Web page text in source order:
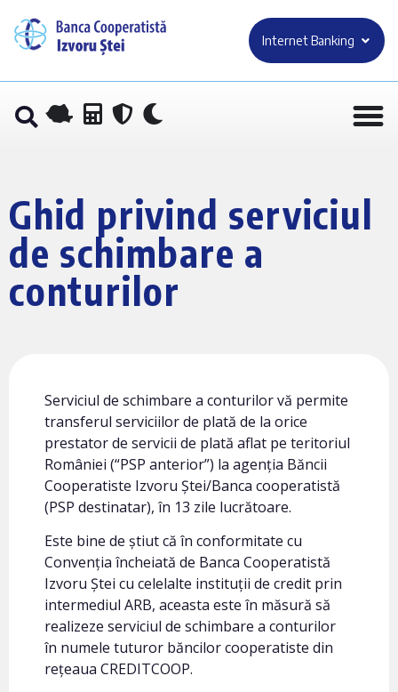
Internet Banking
Ghid privind serviciul
de schimbare a
conturilor
Serviciul de schimbare a conturilor vă permite
transferul serviciilor de plată de la orice
prestator de servicii de plată aflat pe teritoriul
României (“PSP anterior”) la agenția Băncii
Cooperatiste Izvoru Ștei/Banca cooperatistă
(PSP destinatar), în 13 zile lucrătoare.
Este bine de știut că în conformitate cu
Convenția încheiată de Banca Cooperatistă
Izvoru Ștei cu celelalte instituții de credit prin
intermediul ARB, aceasta este în măsură să
realizeze serviciul de schimbare a conturilor
în numele tuturor băncilor cooperatiste din
rețeaua CREDITCOOP.